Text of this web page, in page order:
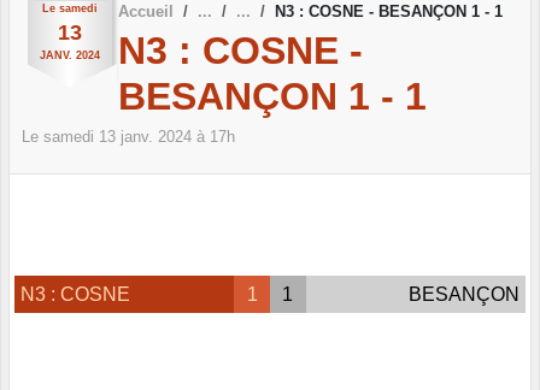
Le samedi
13
JANV. 2024
Accueil N3 : COSNE - BESANÇON 1 - 1
N3 : COSNE -
BESANÇON 1 - 1
Le samedi 13 janv. 2024 à 17h
N3 : COSNE 1 1 BESANÇON